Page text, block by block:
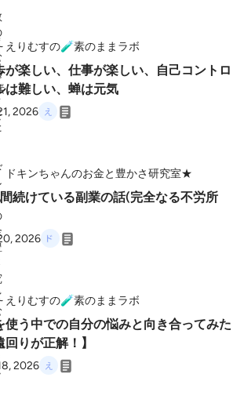
えりむすの🧪素のままラボ
が楽しい、仕事が楽しい、自己コントロ
は難しい、蝉は元気
2026
ドキンちゃんのお金と豊かさ研究室★
続けている副業の話(完全なる￼不労所
2026
えりむすの🧪素のままラボ
使う中での自分の悩みと向き合ってみた
回りが正解！】
2026